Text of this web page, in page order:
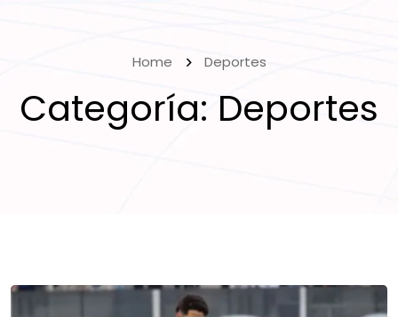
Home Deportes
Categoría: Deportes